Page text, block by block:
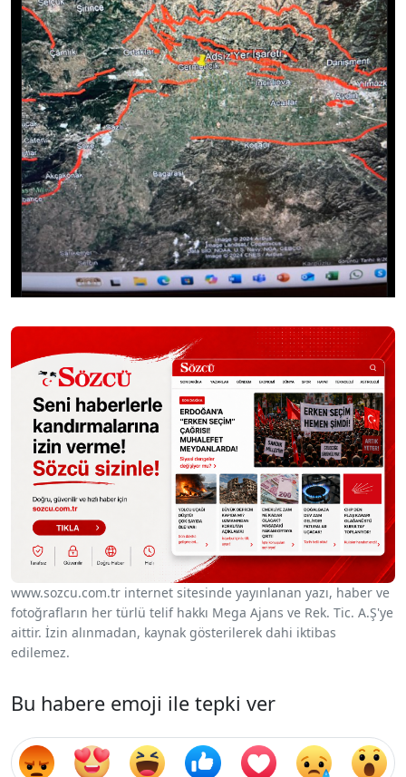
www.sozcu.com.tr internet sitesinde yayınlanan yazı, haber ve
fotoğrafların her türlü telif hakkı Mega Ajans ve Rek. Tic. A.Ş'ye
aittir. İzin alınmadan, kaynak gösterilerek dahi iktibas
edilemez.
Bu habere emoji ile tepki ver